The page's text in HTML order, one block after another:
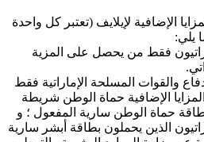
الإضافية لإيلايف (تعتبر كل واحدة
يلي:
فقط من يحصل على المزية
والقوات المسلحة الإماراتية فقط
الإضافية حماة الوطن شريطة
حماة الوطن سارية المفعول ؛ و
الذين يحملون بطاقة أبشر سارية